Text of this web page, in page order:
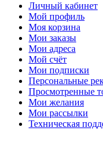
Личный кабинет
Мой профиль
Моя корзина
Мои заказы
Мои адреса
Мой счёт
Мои подписки
Персональные
Просмотренные
Мои желания
Мои рассылки
Техническая